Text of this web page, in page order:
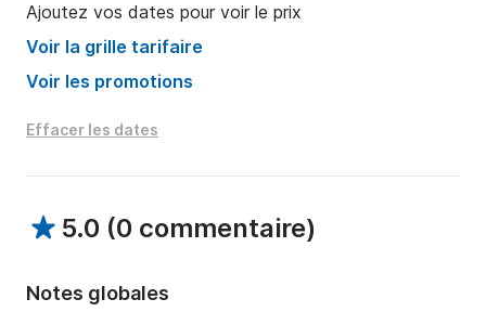
Journée complète : 11h00 – 19h00
Matinée : 10h00 – 14h00
de la destination)
Ajoutez vos dates pour voir le prix
Voir la grille tarifaire
Voir les promotions
Effacer les dates
5.0 (0 commentaire)
Notes globales